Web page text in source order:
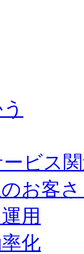
ビス
お客
用
化